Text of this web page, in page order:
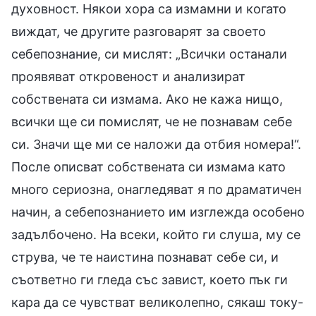
духовност. Някои хора са измамни и когато
виждат, че другите разговарят за своето
себепознание, си мислят: „Всички останали
проявяват откровеност и анализират
собствената си измама. Ако не кажа нищо,
всички ще си помислят, че не познавам себе
си. Значи ще ми се наложи да отбия номера!“.
После описват собствената си измама като
много сериозна, онагледяват я по драматичен
начин, а себепознанието им изглежда особено
задълбочено. На всеки, който ги слуша, му се
струва, че те наистина познават себе си, и
съответно ги гледа със завист, което пък ги
кара да се чувстват великолепно, сякаш току-